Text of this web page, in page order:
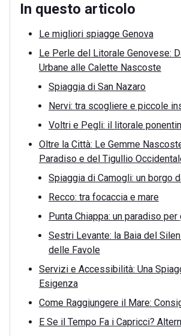
In questo articolo
Le migliori spiagge Genova
Le Perle del Litorale Genovese:
Urbane alle Calette Nascoste
Spiaggia di San Nazaro
Nervi: tra scogliere e piccole
Voltri e Pegli: il litorale
Oltre la Città: Le Gemme
Paradiso e del Tigullio
Spiaggia di Camogli: un borgo
Recco: tra focaccia e mare
Punta Chiappa: un paradiso
Sestri Levante: la Baia del
delle Favole
Servizi e Accessibilità: Una
Esigenza
Come Raggiungere il Mare:
E Se il Tempo Fa i Capricci?